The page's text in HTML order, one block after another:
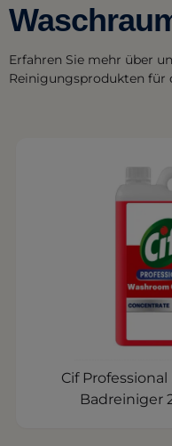
Erfahren Sie mehr über
Reinigungsprodukten für
Cif
Badreiniger